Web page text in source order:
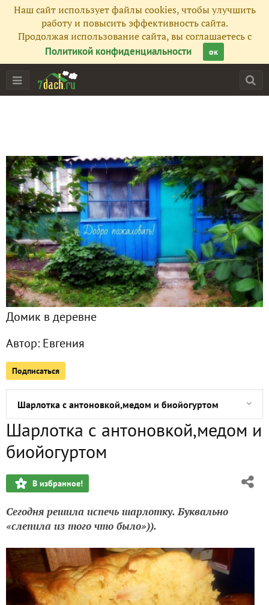
Наш сайт использует файлы cookies, чтобы улучшить
работу и повысить эффективность сайта.
Продолжая использование сайта, вы соглашаетесь с
Политикой конфиденциальности
ок
Домик в деревне
Автор: Евгения
Подписаться
Главная
Фото
Сейчас обсуждают
Виноградные страдания
Домашние обитатели (часть вторая)
Домашние обитатели (часть первая)
Груша-дикуша!
Варенье из груши и лимона
Шарлотка с антоновкой,медом и биойогуртом
Растет под солнцем подсолнух!
Что не хватает сливе???
~ Яблоневая песня ~
Шатёр для души (плюсы и минусы нашей постройки)
Колокольчик?
Шарлотка с антоновкой,медом и
биойогуртом
В избранное!
Сегодня решила испечь шарлотку. Буквально
«слепила из того что было»)).